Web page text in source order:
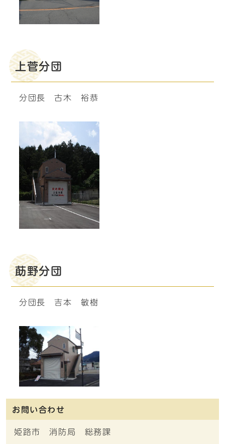
上菅分団
分団長 古木 裕恭
莇野分団
分団長 吉本 敏樹
お問い合わせ
姫路市 消防局 総務課